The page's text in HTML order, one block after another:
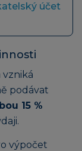
účet
vzniká
podávat
15 %
výpočet